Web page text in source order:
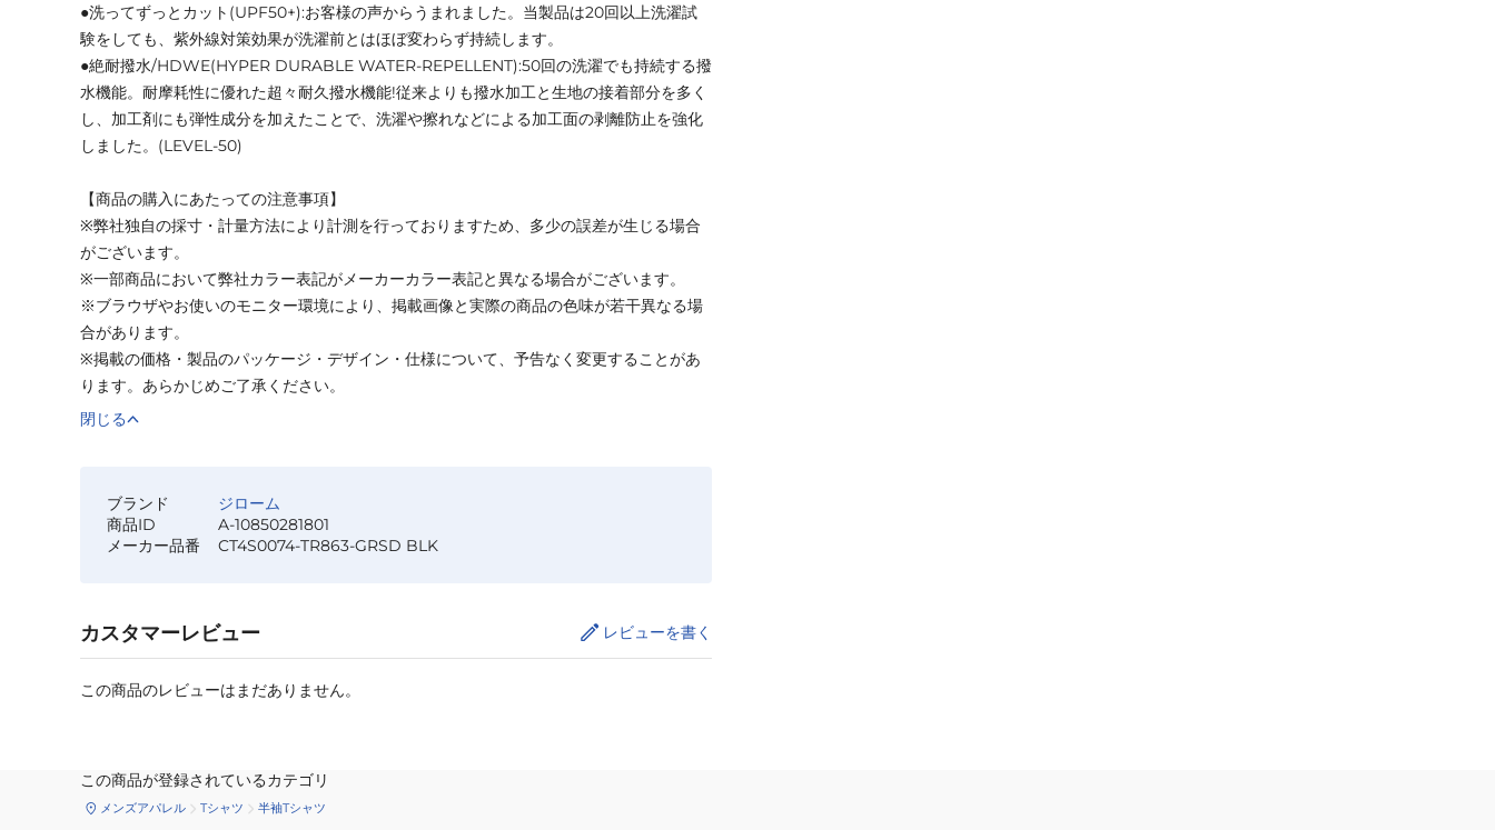
●洗ってずっとカット(UPF50+):お客様の声からうまれました。当製品は20回以上洗濯試
験をしても、紫外線対策効果が洗濯前とはほぼ変わらず持続します。
●絶耐撥水/HDWE(HYPER DURABLE WATER-REPELLENT):50回の洗濯でも持続する撥
水機能。耐摩耗性に優れた超々耐久撥水機能!従来よりも撥水加工と生地の接着部分を多く
し、加工剤にも弾性成分を加えたことで、洗濯や擦れなどによる加工面の剥離防止を強化
しました。(LEVEL‐50)
【商品の購入にあたっての注意事項】
※弊社独自の採寸・計量方法により計測を行っておりますため、多少の誤差が生じる場合
がございます。
※一部商品において弊社カラー表記がメーカーカラー表記と異なる場合がございます。
※ブラウザやお使いのモニター環境により、掲載画像と実際の商品の色味が若干異なる場
合があります。
※掲載の価格・製品のパッケージ・デザイン・仕様について、予告なく変更することがあ
ります。あらかじめご了承ください。
閉じる
ブランド
ジローム
商品ID
A-10850281801
メーカー品番
CT4S0074-TR863-GRSD BLK
カスタマーレビュー レビューを書く
この商品のレビューはまだありません。
この商品が登録されているカテゴリ
メンズアパレル Tシャツ 半袖Tシャツ